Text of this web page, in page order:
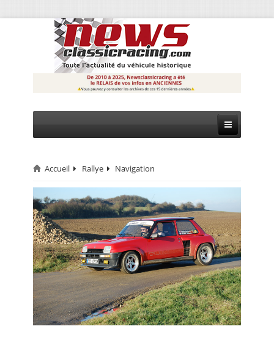
CIRCUIT
RALLYE
MONTAGNE
EVÈNEMENTS
CALENDRIER
FOCUS
Accueil Rallye Navigation